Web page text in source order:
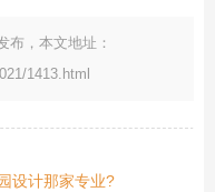
布，本文地址：
1413.html
设计那家专业?